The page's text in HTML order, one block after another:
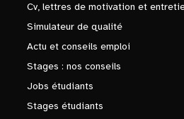
Cv, lettres de motivation et
Simulateur de qualité
Actu et conseils emploi
Stages : nos conseils
Jobs étudiants
Stages étudiants